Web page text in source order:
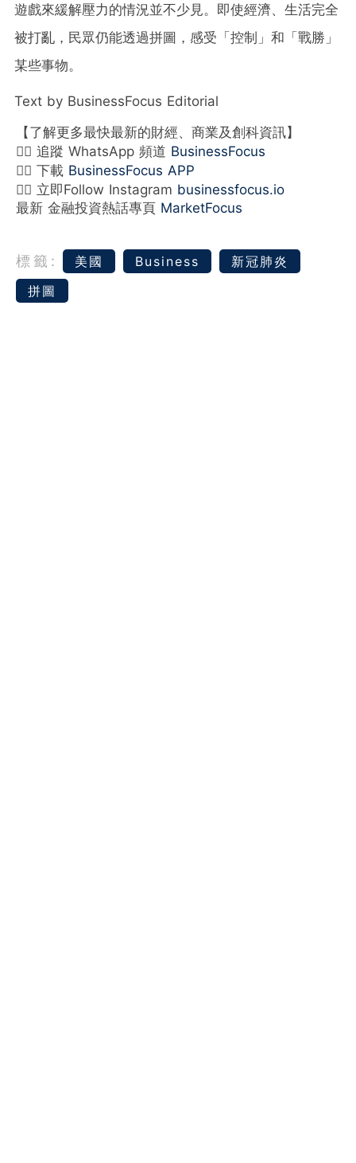
遊戲來緩解壓力的情況並不少見。即使經濟、生活完全
被打亂，民眾仍能透過拼圖，感受「控制」和「戰勝」
某些事物。
Text by BusinessFocus Editorial
【了解更多最快最新的財經、商業及創科資訊】
👉🏻 追蹤 WhatsApp 頻道 BusinessFocus
👉🏻 下載 BusinessFocus APP
👉🏻 立即Follow Instagram businessfocus.io
最新 金融投資熱話專頁 MarketFocus
標籤: 美國 Business
新冠肺炎
拼圖